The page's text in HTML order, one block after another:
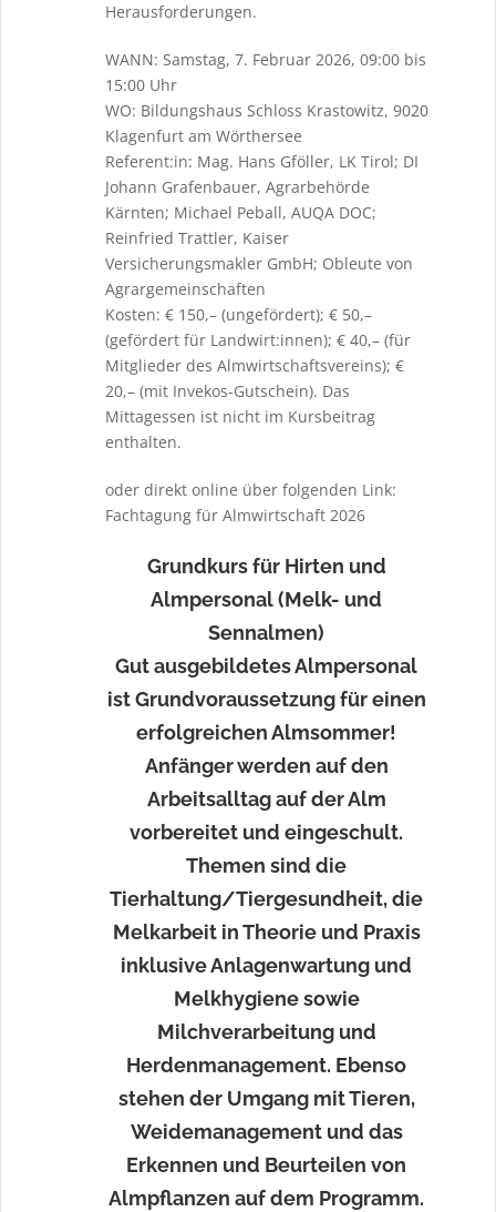
Herausforderungen.
WANN: Samstag, 7. Februar 2026, 09:00 bis
15:00 Uhr
WO: Bildungshaus Schloss Krastowitz, 9020
Klagenfurt am Wörthersee
Referent:in: Mag. Hans Gföller, LK Tirol; DI
Johann Grafenbauer, Agrarbehörde
Kärnten; Michael Peball, AUQA DOC;
Reinfried Trattler, Kaiser
Versicherungsmakler GmbH; Obleute von
Agrargemeinschaften
Kosten: € 150,– (ungefördert); € 50,–
(gefördert für Landwirt:innen); € 40,– (für
Mitglieder des Almwirtschaftsvereins); €
20,– (mit Invekos-Gutschein). Das
Mittagessen ist nicht im Kursbeitrag
enthalten.
oder direkt online über folgenden Link:
Fachtagung für Almwirtschaft 2026
Grundkurs für Hirten und
Almpersonal (Melk- und
Sennalmen)
Gut ausgebildetes Almpersonal
ist Grundvoraussetzung für einen
erfolgreichen Almsommer!
Anfänger werden auf den
Arbeitsalltag auf der Alm
vorbereitet und eingeschult.
Themen sind die
Tierhaltung/Tiergesundheit, die
Melkarbeit in Theorie und Praxis
inklusive Anlagenwartung und
Melkhygiene sowie
Milchverarbeitung und
Herdenmanagement. Ebenso
stehen der Umgang mit Tieren,
Weidemanagement und das
Erkennen und Beurteilen von
Almpflanzen auf dem Programm.